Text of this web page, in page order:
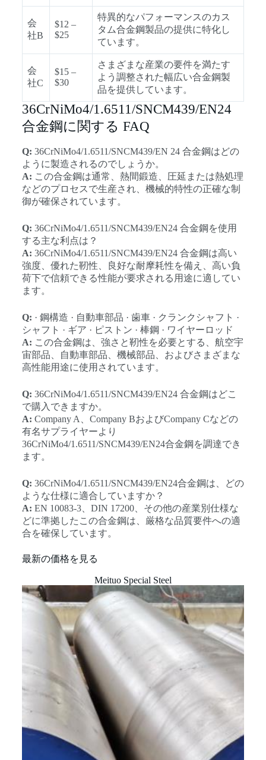
会
社B
$12 –
$25
特異的なパフォーマンスのカス
タム合金鋼製品の提供に特化し
ています。
会
社C
$15 –
$30
さまざまな産業の要件を満たす
よう調整された幅広い合金鋼製
品を提供しています。
36CrNiMo4/1.6511/SNCM439/EN24
合金鋼に関する FAQ
Q: 36CrNiMo4/1.6511/SNCM439/EN 24 合金鋼はどの
ように製造されるのでしょうか。
A: この合金鋼は通常、熱間鍛造、圧延または熱処理
などのプロセスで生産され、機械的特性の正確な制
御が確保されています。
Q: 36CrNiMo4/1.6511/SNCM439/EN24 合金鋼を使用
する主な利点は？
A: 36CrNiMo4/1.6511/SNCM439/EN24 合金鋼は高い
強度、優れた靭性、良好な耐摩耗性を備え、高い負
荷下で信頼できる性能が要求される用途に適してい
ます。
Q: · 鋼構造 · 自動車部品 · 歯車 · クランクシャフト ·
シャフト · ギア · ピストン · 棒鋼 · ワイヤーロッド
A: この合金鋼は、強さと靭性を必要とする、航空宇
宙部品、自動車部品、機械部品、およびさまざまな
高性能用途に使用されています。
Q: 36CrNiMo4/1.6511/SNCM439/EN24 合金鋼はどこ
で購入できますか。
A: Company A、Company BおよびCompany Cなどの
有名サプライヤーより
36CrNiMo4/1.6511/SNCM439/EN24合金鋼を調達でき
ます。
Q: 36CrNiMo4/1.6511/SNCM439/EN24合金鋼は、どの
ような仕様に適合していますか？
A: EN 10083-3、DIN 17200、その他の産業別仕様な
どに準拠したこの合金鋼は、厳格な品質要件への適
合を確保しています。
最新の価格を見る
Meituo Special Steel